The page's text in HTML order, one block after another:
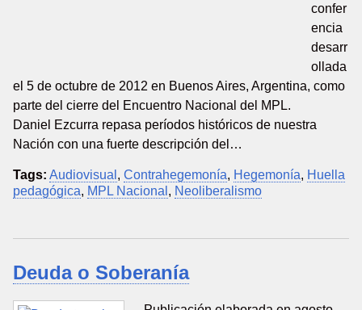
confer
encia
desarr
ollada
el 5 de octubre de 2012 en Buenos Aires, Argentina, como
parte del cierre del Encuentro Nacional del MPL.
Daniel Ezcurra repasa períodos históricos de nuestra
Nación con una fuerte descripción del…
Tags: Audiovisual , Contrahegemonía, Hegemonía, Huella
pedagógica, MPL Nacional , Neoliberalismo
Deuda o Soberanía